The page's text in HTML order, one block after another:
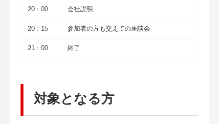
20：00 会社説明
20：15 参加者の方も交えての座談会
21：00 終了
対象となる方